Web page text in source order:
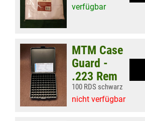
verfügbar
MTM Case
Guard -
.223 Rem
100 RDS schwarz
nicht verfügbar